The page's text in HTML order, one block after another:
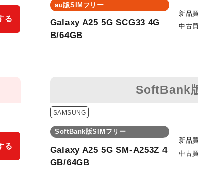
る
au版SIMフリー
Galaxy A25 5G SCG33 4G
B/64GB
新品
中古
る
SoftBank
SAMSUNG
SoftBank版SIMフリー
Galaxy A25 5G SM-A253Z 4
GB/64GB
新品
中古